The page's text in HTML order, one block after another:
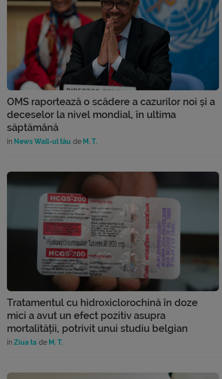
OMS raportează o scădere a cazurilor noi și a
deceselor la nivel mondial, în ultima
săptămână
în News Wall-ul tău de M. T.
Tratamentul cu hidroxiclorochină în doze
mici a avut un efect pozitiv asupra
mortalității, potrivit unui studiu belgian
în Ziua ta de M. T.